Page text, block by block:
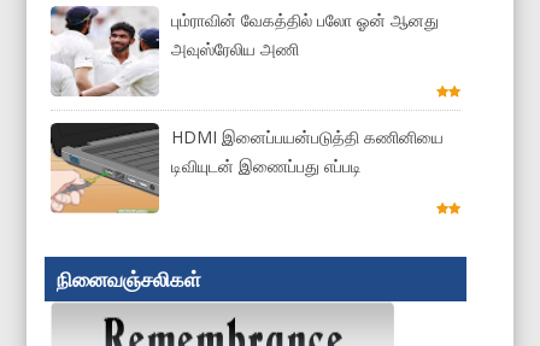
பும்ராவின் வேகத்தில் பலோ ஓன் ஆனது
அவுஸ்ரேலிய அணி
HDMI இனைப்பயன்படுத்தி கணினியை
டிவியுடன் இணைப்பது எப்படி
நினைவஞ்சலிகள்